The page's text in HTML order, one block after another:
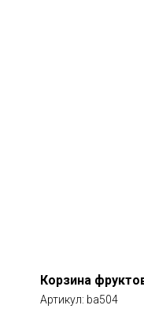
Корзина
Артикул: ba504